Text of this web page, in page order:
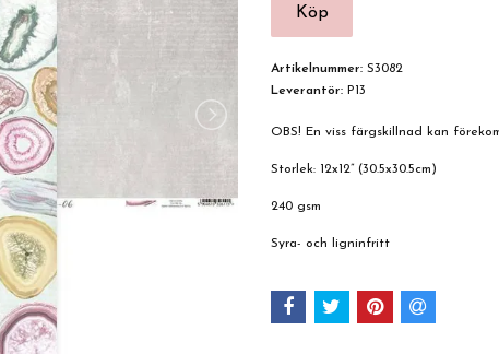
Artikelnummer: S3082
Leverantör: P13
OBS! En viss färgskillnad kan
Storlek: 12x12” (30.5x30.5cm)
240 gsm
Syra- och ligninfritt